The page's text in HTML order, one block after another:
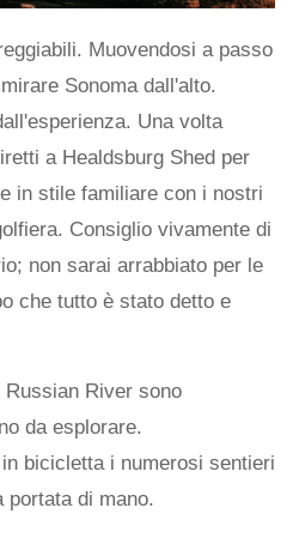
Muovendosi a passo
Sonoma dall'alto.
Una volta
a Healdsburg Shed per
in stile familiare con i nostri
Consiglio vivamente di
non sarai arrabbiato per le
che tutto è stato detto e
River sono
da esplorare.
bicicletta i numerosi sentieri
portata di mano.